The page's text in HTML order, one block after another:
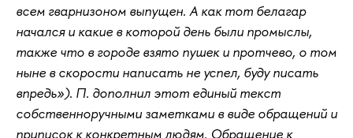
всем гварнизоном выпущен. А как тот белагар
начался и какие в которой день были промыслы,
также что в городе взято пушек и протчево, о том
ныне в скорости написать не успел, буду писать
впредь»). П. дополнил этот единый текст
собственноручными заметками в виде обращений и
приписок к конкретным людям. Обращение к